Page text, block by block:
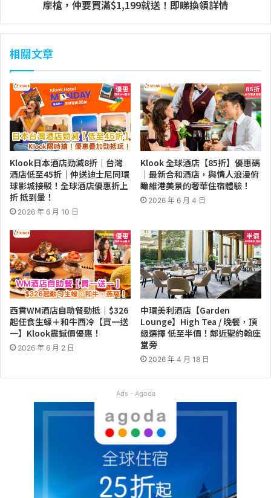
摩槍，仲要買滿$1,199就送！即睇換領詳情
相關文章
Klook日本酒店勁減8折｜台灣
酒店低至45折｜仲送迪士尼同環
球影城接駁！全球酒店優惠折上
折 抵到暈！
2026 年 6 月 10 日
Klook 全球酒店【85折】優惠碼
｜最新合和酒店，與情人浪漫俯
瞰維港美景的奢華住宿體驗！
2026 年 6 月 4 日
西貢WM酒店自助餐勁抵｜$326
起任食生蠔＋和牛西冷【買一送
一】Klook震撼價優惠！
2026 年 6 月 2 日
中環美利酒店【Garden
Lounge】High Tea / 晚餐，頂
級選擇 低至半價！鄰近聖約翰座
堂旁
2026 年 4 月 18 日
Ads - Agoda